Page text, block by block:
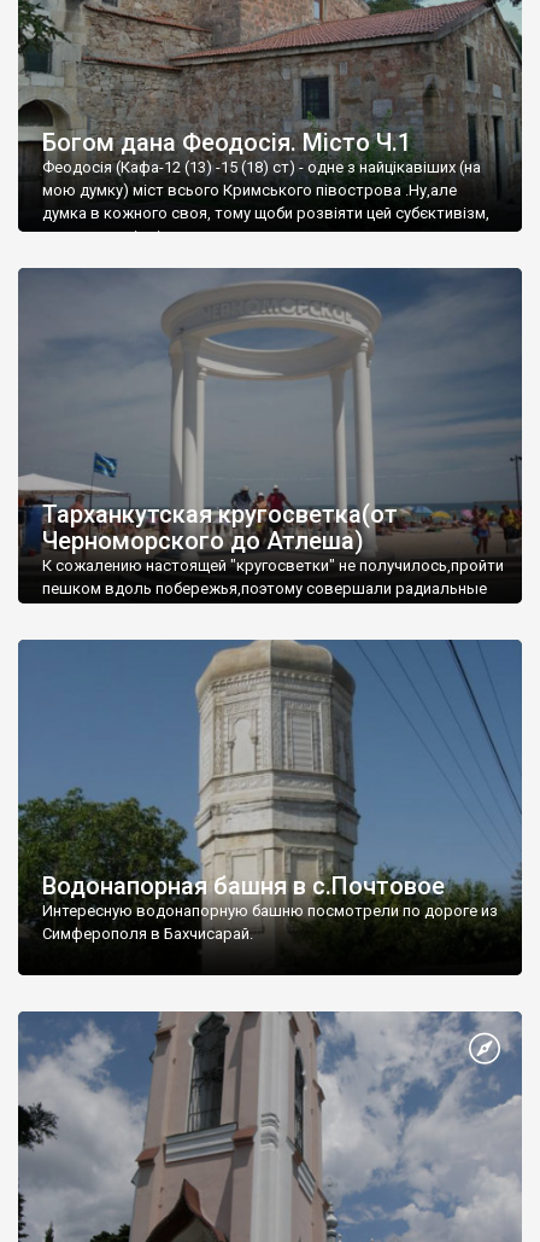
Богом дана Феодосія. Місто Ч.1
Феодосія (Кафа-12 (13) -15 (18) ст) - одне з найцікавіших (на
мою думку) міст всього Кримського півострова .Ну,але
думка в кожного своя, тому щоби розвіяти цей субєктивізм,
запрошую відвідати це
Тарханкутская кругосветка(от
Черноморского до Атлеша)
К сожалению настоящей "кругосветки" не получилось,пройти
пешком вдоль побережья,поэтому совершали радиальные
Водонапорная башня в с.Почтовое
Интересную водонапорную башню посмотрели по дороге из
Симферополя в Бахчисарай.